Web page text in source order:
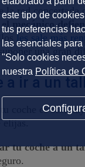
la red
mecánico
les sale más
una gran
ir a un
coche es solo
elijas.
tu coche a un
este tipo de
tus preferencias
las esenciales
"Solo cookies
nuestra Política de